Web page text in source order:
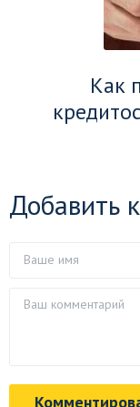
Как
Добавить